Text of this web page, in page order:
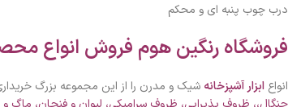
درب چوب پنبه ای و محکم
فروشگاه رنگین هوم فروش انواع
انواع ابزار آشپزخانه شیک و مدرن را از این مجموعه بزرگ خریداری